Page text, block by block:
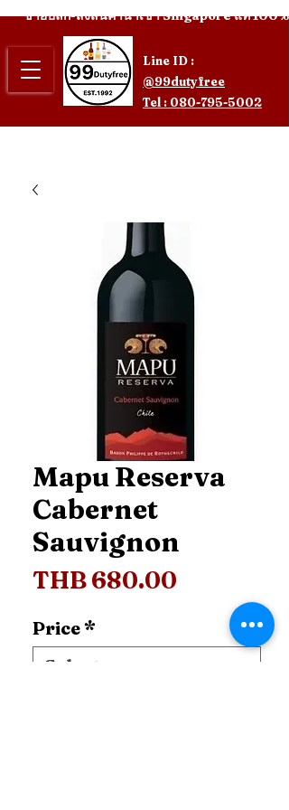
Line ID :
@99dutyfree
Tel : 080-795-5002
ขายปลีก-ส่งสินค้านำเข้า Singapore แท้ 100%
Mapu Reserva
Cabernet
Sauvignon
THB 680.00
Price *